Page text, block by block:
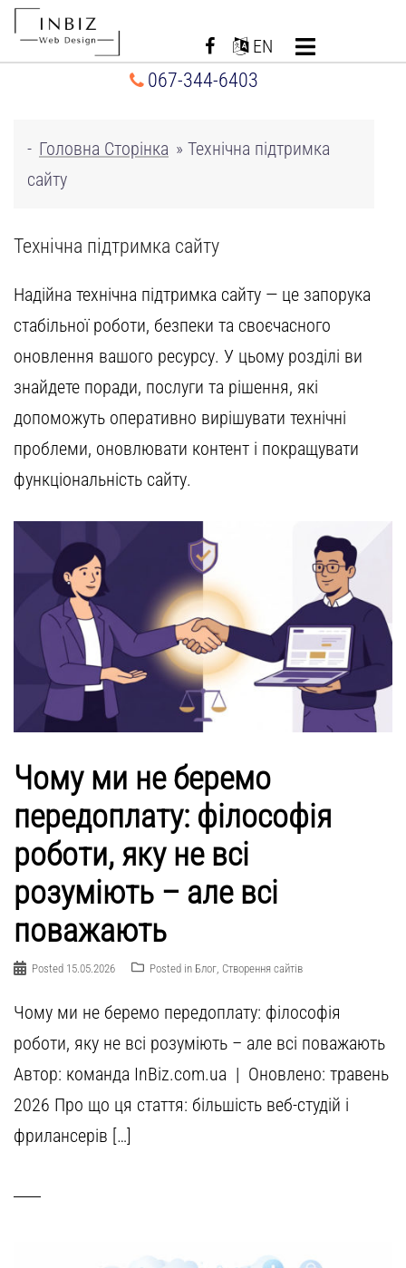
Перейти
EN
067-344-6403
- Головна Сторінка » Технічна підтримка
сайту
Технічна підтримка сайту
Надійна технічна підтримка сайту — це запорука
стабільної роботи, безпеки та своєчасного
оновлення вашого ресурсу. У цьому розділі ви
знайдете поради, послуги та рішення, які
допоможуть оперативно вирішувати технічні
проблеми, оновлювати контент і покращувати
функціональність сайту.
Чому ми не беремо
передоплату: філософія
роботи, яку не всі
розуміють – але всі
поважають
Posted 15.05.2026 Posted in Блог, Створення сайтів
Чому ми не беремо передоплату: філософія
роботи, яку не всі розуміють – але всі поважають
Автор: команда InBiz.com.ua | Оновлено: травень
2026 Про що ця стаття: більшість веб-студій і
фрилансерів […]